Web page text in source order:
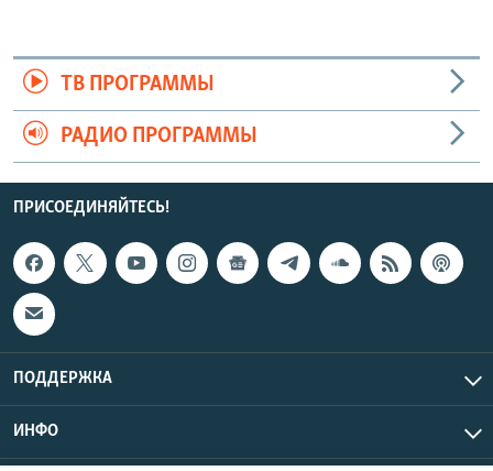
ТВ ПРОГРАММЫ
РАДИО ПРОГРАММЫ
ПРИСОЕДИНЯЙТЕСЬ!
ПОДДЕРЖКА
ИНФО